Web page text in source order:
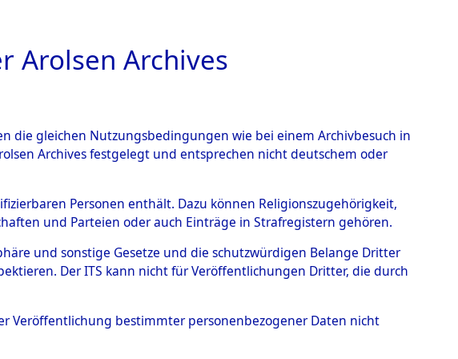
BILD
ausländische
aus
Grabstätten.→0004 (84609090)
Arolsen Archives
die gleichen Nutzungsbedingungen wie bei einem Archivbesuch in
Archives festgelegt und entsprechen nicht deutschem oder
Personen enthält. Dazu können Religionszugehörigkeit,
und Parteien oder auch Einträge in Strafregistern gehören.
und sonstige Gesetze und die schutzwürdigen Belange Dritter
Der ITS kann nicht für Veröffentlichungen Dritter, die durch
Veröffentlichung bestimmter personenbezogener Daten nicht